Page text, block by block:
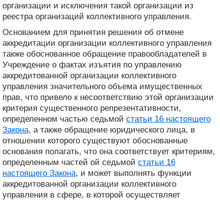
организации и исключения такой организации из
реестра организаций коллективного управления.
Основанием для принятия решения об отмене
аккредитации организации коллективного управления
также обоснованное обращение правообладателей в
Учреждение о фактах изъятия по управлению
аккредитованной организации коллективного
управления значительного объема имущественных
прав, что привело к несоответствию этой организации
критерия существенного репрезентативности,
определенном частью седьмой статьи 16 настоящего
Закона, а также обращение юридического лица, в
отношении которого существуют обоснованные
основания полагать, что она соответствует критериям,
определенным частей ой седьмой статьи 16
настоящего Закона, и может выполнять функции
аккредитованной организации коллективного
управления в сфере, в которой осуществляет